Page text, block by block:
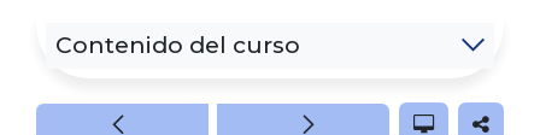
Contenido del curso